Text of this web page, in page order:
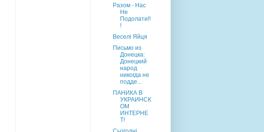
Разом - Нас
Не
Подолати!!
!
Веселі Яйця
Письмо из
Донецка:
Донецкий
народ
никогда не
подде...
ПАНИКА В
УКРАИНСК
ОМ
ИНТЕРНЕ
Т!